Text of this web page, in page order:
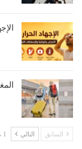
المغرب
السابق التالي 1 من 4,036